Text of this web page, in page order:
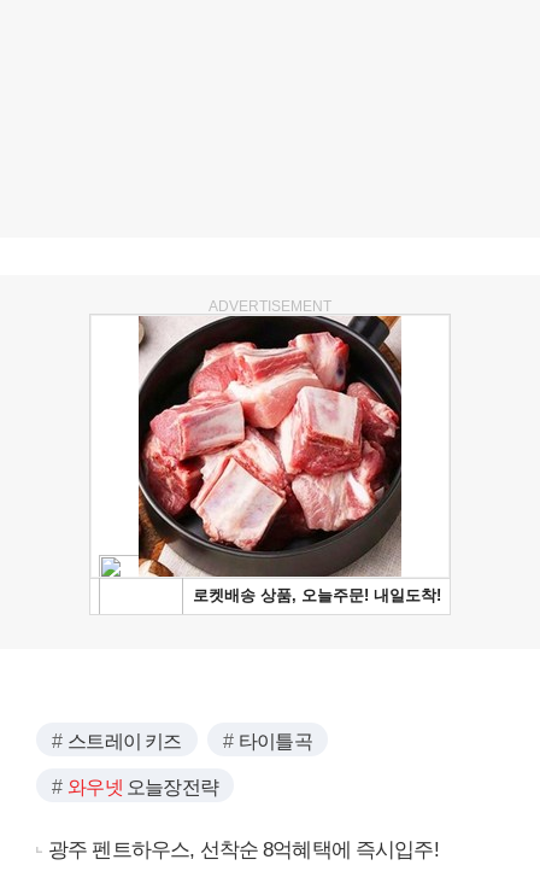
ADVERTISEMENT
스트레이 키즈 타이틀곡
와우넷 오늘장전략
광주 펜트하우스, 선착순 8억혜택에 즉시입주!